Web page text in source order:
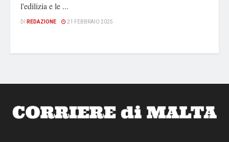
l'edilizia e le ...
DI REDAZIONE 21 FEBBRAIO 2025